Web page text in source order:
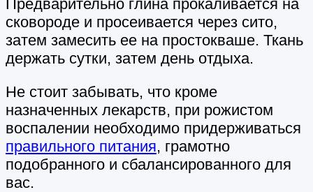
Предварительно глина прокаливается на
сковороде и просеивается через сито,
затем замесить ее на простокваше. Ткань
держать сутки, затем день отдыха.
Не стоит забывать, что кроме
назначенных лекарств, при рожистом
воспалении необходимо придерживаться
правильного питания, грамотно
подобранного и сбалансированного для
вас.